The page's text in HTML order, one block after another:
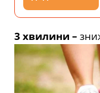
3 хвилини –